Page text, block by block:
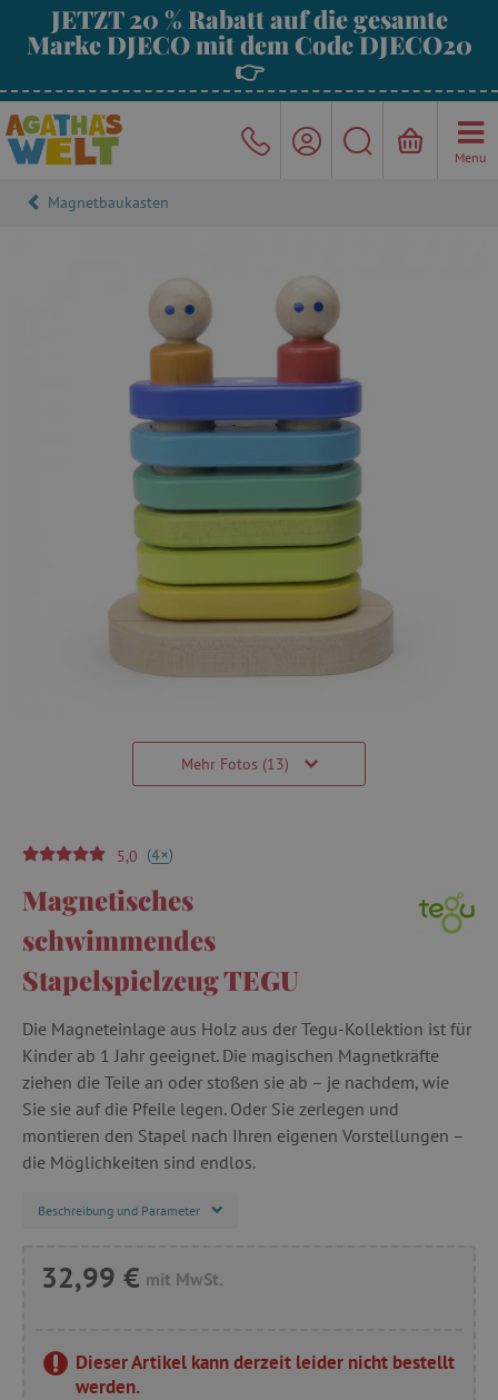
JETZT 20 % Rabatt auf die gesamte
Marke DJECO mit dem Code DJECO20
👉
Menu
Magnetbaukasten
Mehr Fotos (13)
5,0 (4+)
Magnetisches
schwimmendes
Stapelspielzeug TEGU
Die Magneteinlage aus Holz aus der Tegu-Kollektion ist für
Kinder ab 1 Jahr geeignet. Die magischen Magnetkräfte
ziehen die Teile an oder stoßen sie ab – je nachdem, wie
Sie sie auf die Pfeile legen. Oder Sie zerlegen und
montieren den Stapel nach Ihren eigenen Vorstellungen –
die Möglichkeiten sind endlos.
Beschreibung und Parameter
32,99 € mit MwSt.
Dieser Artikel kann derzeit leider nicht bestellt
werden.